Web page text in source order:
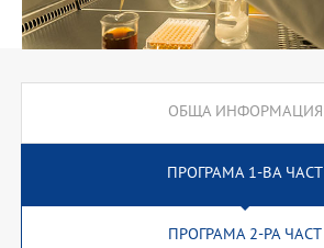
ОБЩА ИНФОРМАЦИЯ
ПРОГРАМА 1-ВА ЧАСТ
ПРОГРАМА 2-РА ЧАСТ